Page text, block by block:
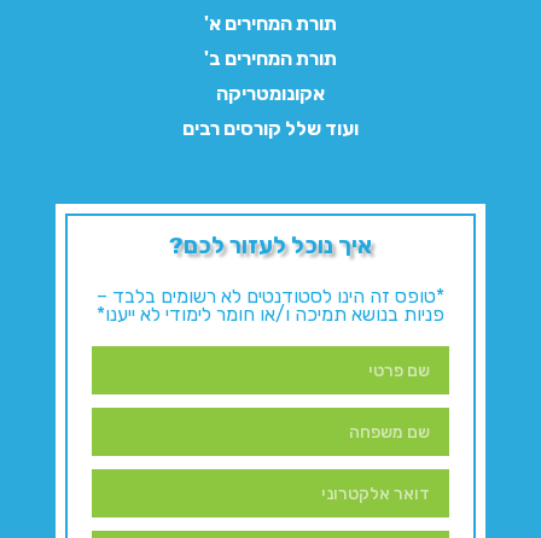
תורת המחירים א'
תורת המחירים ב'
אקונומטריקה
ועוד שלל קורסים רבים
איך נוכל לעזור לכם?
*טופס זה הינו לסטודנטים לא רשומים בלבד –
פניות בנושא תמיכה ו/או חומר לימודי לא ייענו*